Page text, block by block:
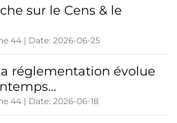
sur le Cens & le
44 Date: 2026-06-25
réglementation évolue
44 Date: 2026-06-18